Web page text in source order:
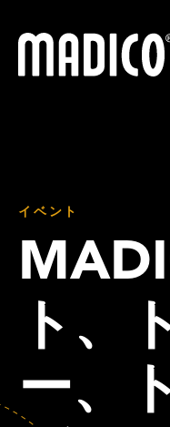
マディコ
イベント
ト、
ー、